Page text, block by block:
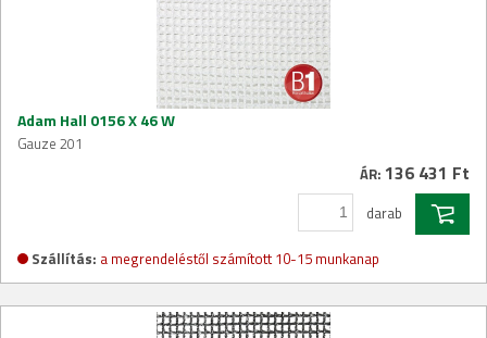
Adam Hall 0156 X 46 W
Gauze 201
ÁR: 136 431 Ft
darab
Szállítás: a megrendeléstől számított 10-15 munkanap